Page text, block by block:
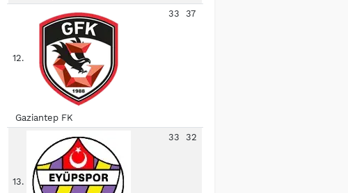
12.
Gaziantep FK
33 37
13.
33 32